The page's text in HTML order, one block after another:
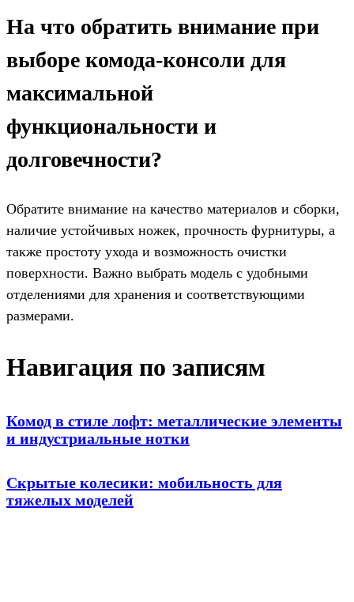
На что обратить внимание при
выборе комода-консоли для
максимальной
функциональности и
долговечности?
Обратите внимание на качество материалов и сборки,
наличие устойчивых ножек, прочность фурнитуры, а
также простоту ухода и возможность очистки
поверхности. Важно выбрать модель с удобными
отделениями для хранения и соответствующими
размерами.
Навигация по записям
Комод в стиле лофт: металлические элементы
и индустриальные нотки
Скрытые колесики: мобильность для
тяжелых моделей